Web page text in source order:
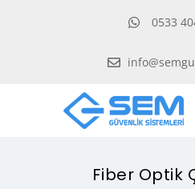
0533
Fiber Optik